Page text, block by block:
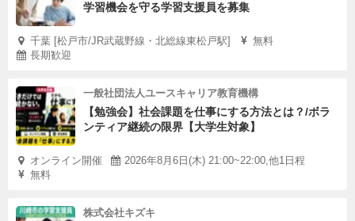
学習機会を守る学習支援員を募集
千葉 [松戸市/JR武蔵野線・北総線東松戸駅]
無料
長期歓迎
一般社団法人ユースキャリア教育機構
【勉強会】社会課題を仕事にする方法とは？/ボラ
ンティア継続の限界【大学生対象】
オンライン開催
2026年8月6日(木) 21:00~22:00,他1日程
無料
株式会社キズキ